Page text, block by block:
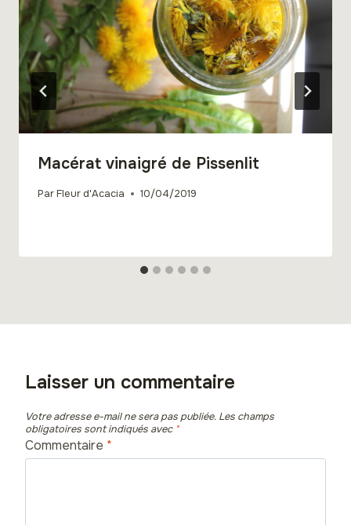
Macérat vinaigré de Pissenlit
ParFleur d'Acacia 10/04/2019
Laisser un commentaire
Votre adresse e-mail ne sera pas publiée. Les champs
obligatoires sont indiqués avec *
Commentaire *